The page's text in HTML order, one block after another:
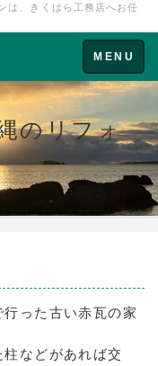
は、きくはら工務店へお任
Toggle
navigation
MENU
のリフォ
った古い赤瓦の家
などがあれば交